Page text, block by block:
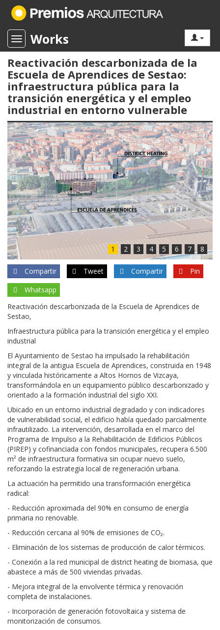
Toggle navigation
Works
Reactivación descarbonizada de la
Escuela de Aprendices de Sestao:
infraestructura pública para la
transición energética y el empleo
industrial en entorno vulnerable
1 2 3 4 5 6 7 8
Compartir Tweet Compartir
Pin
Whatsapp
Reactivación descarbonizada de la Escuela de Aprendices de
Sestao,
Infraestructura pública para la transición energética y el empleo
industrial
El Ayuntamiento de Sestao ha impulsado la rehabilitación
integral de la antigua Escuela de Aprendices, construida en 1948
y vinculada históricamente a Altos Hornos de Vizcaya,
transformándola en un equipamiento público descarbonizado y
orientado a la formación industrial del siglo XXI.
Ubicado en un entorno industrial degradado y con indicadores
de vulnerabilidad social, el edificio había quedado parcialmente
infrautilizado. La intervención, desarrollada en el marco del
Programa de Impulso a la Rehabilitación de Edificios Públicos
(PIREP) y cofinanciada con fondos municipales, recupera 6.500
m² de infraestructura formativa sin ocupar nuevo suelo,
reforzando la estrategia local de regeneración urbana.
La actuación ha permitido una transformación energética
radical:
- Reducción aproximada del 90% en consumo de energía
primaria no renovable.
- Reducción cercana al 90% de emisiones de CO₂.
- Eliminación de los sistemas de producción de calor térmicos.
- Conexión a la red municipal de district heating de biomasa, que
abastece a más de 500 viviendas privadas.
- Mejora integral de la envolvente térmica y renovación
completa de instalaciones.
- Incorporación de generación fotovoltaica y sistema de
monitorización de consumos.